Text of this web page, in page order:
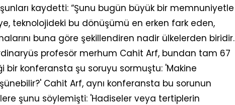
kaydetti: “Şunu bugün büyük bir memnuniyetle
teknolojideki bu dönüşümü en erken fark eden,
buna göre şekillendiren nadir ülkelerden biridir.
profesör merhum Cahit Arf, bundan tam 67
bir konferansta şu soruyu sormuştu: 'Makine
Cahit Arf, aynı konferansta bu sorunun
şunu söylemişti: 'Hadiseler veya tertiplerin